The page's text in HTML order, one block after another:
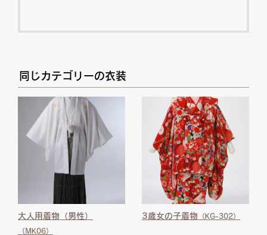
同じカテゴリーの衣装
大人用着物（男性）
（MK06）
3歳女の子着物 （KG-302）